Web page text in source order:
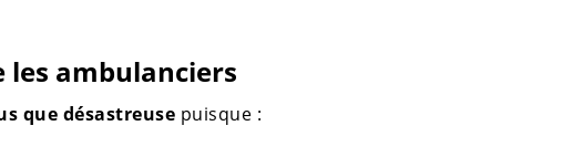
les ambulanciers
que désastreuse puisque :